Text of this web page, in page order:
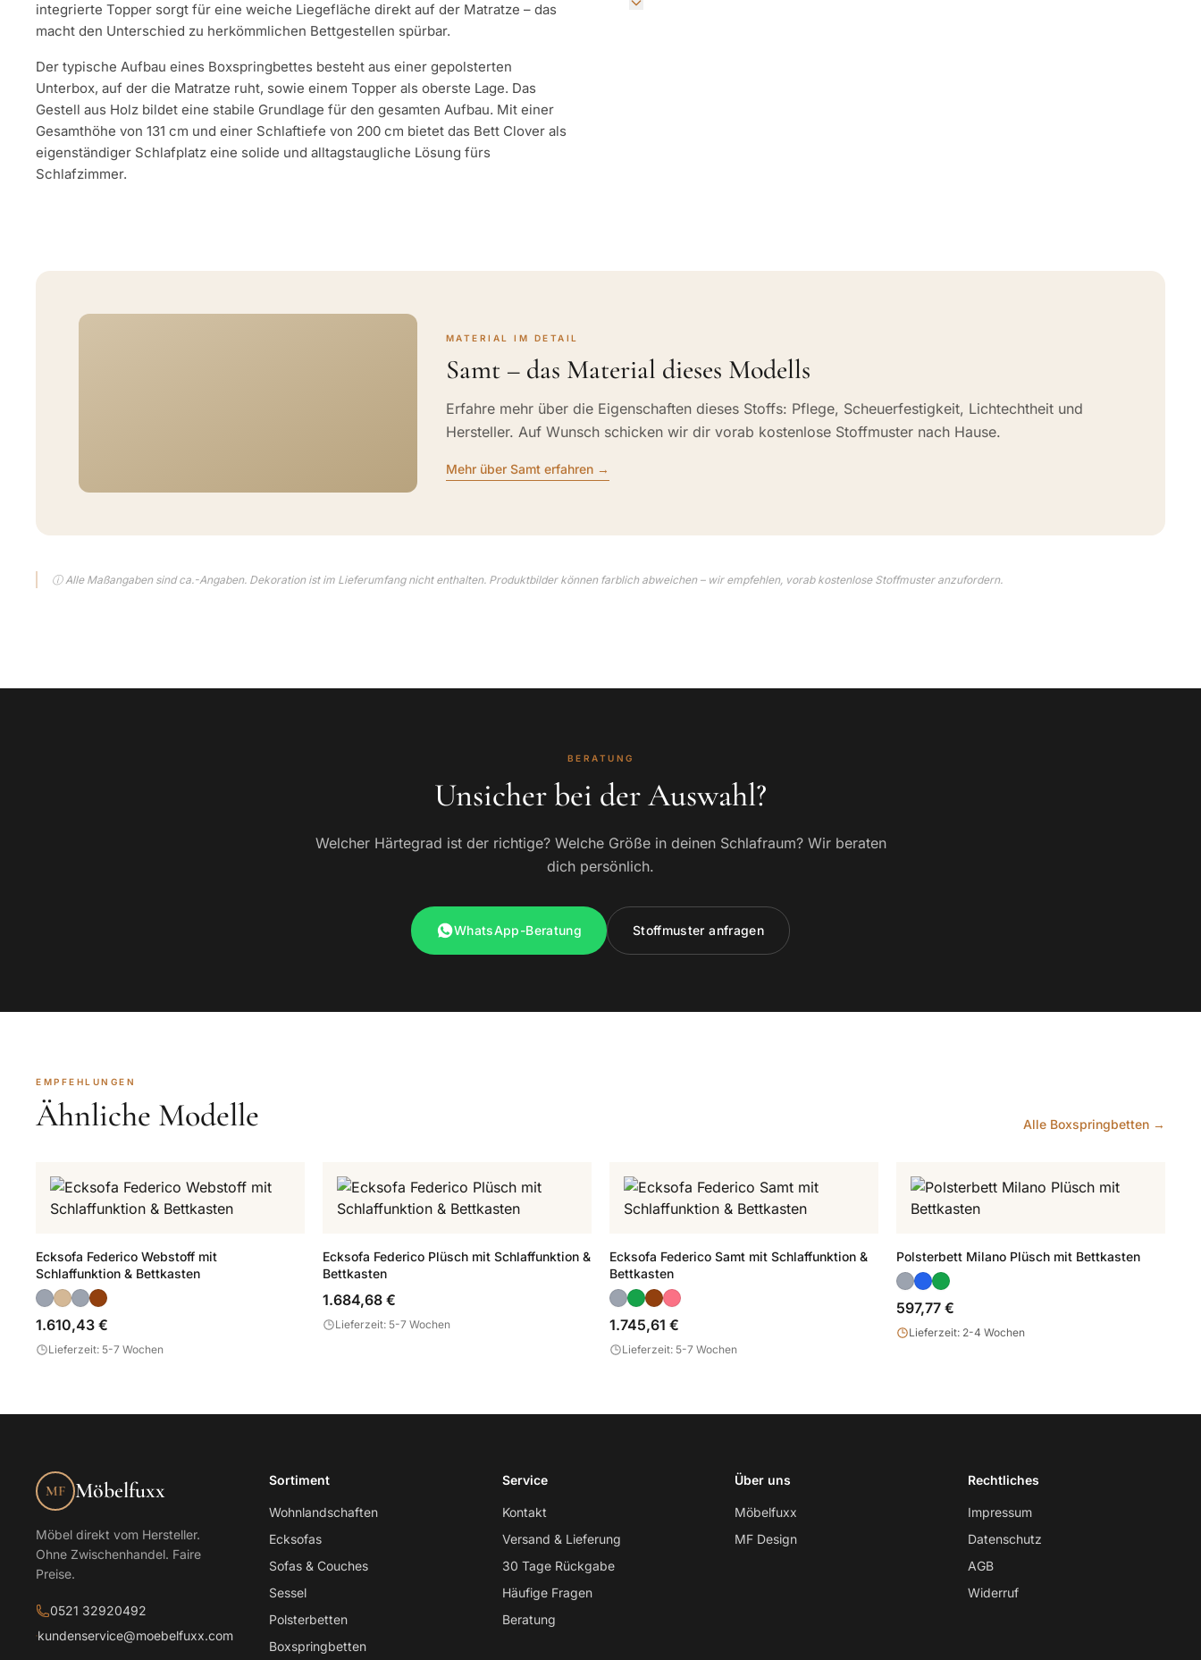
integrierte Topper sorgt für eine weiche Liegefläche direkt auf der Matratze – das
macht den Unterschied zu herkömmlichen Bettgestellen spürbar.
Der typische Aufbau eines Boxspringbettes besteht aus einer gepolsterten
Unterbox, auf der die Matratze ruht, sowie einem Topper als oberste Lage. Das
Gestell aus Holz bildet eine stabile Grundlage für den gesamten Aufbau. Mit einer
Gesamthöhe von 131 cm und einer Schlaftiefe von 200 cm bietet das Bett Clover als
eigenständiger Schlafplatz eine solide und alltagstaugliche Lösung fürs
Schlafzimmer.
MATERIAL IM DETAIL
Samt – das Material dieses Modells
Erfahre mehr über die Eigenschaften dieses Stoffs: Pflege, Scheuerfestigkeit, Lichtechtheit und
Hersteller. Auf Wunsch schicken wir dir vorab kostenlose Stoffmuster nach Hause.
Mehr über Samt erfahren →
ⓘ Alle Maßangaben sind ca.-Angaben. Dekoration ist im Lieferumfang nicht enthalten. Produktbilder können farblich abweichen – wir empfehlen, vorab kostenlose Stoffmuster anzufordern.
BERATUNG
Unsicher bei der Auswahl?
Welcher Härtegrad ist der richtige? Welche Größe in deinen Schlafraum? Wir beraten
dich persönlich.
WhatsApp-Beratung Stoffmuster anfragen
EMPFEHLUNGEN
Ähnliche Modelle Alle Boxspringbetten →
Ecksofa Federico Webstoff mit
Schlaffunktion & Bettkasten
1.610,43 €
Lieferzeit: 5-7 Wochen
Ecksofa Federico Plüsch mit Schlaffunktion &
Bettkasten
1.684,68 €
Lieferzeit: 5-7 Wochen
Ecksofa Federico Samt mit Schlaffunktion &
Bettkasten
1.745,61 €
Lieferzeit: 5-7 Wochen
Polsterbett Milano Plüsch mit Bettkasten
597,77 €
Lieferzeit: 2-4 Wochen
MF Möbelfuxx
Möbel direkt vom Hersteller.
Ohne Zwischenhandel. Faire
Preise.
0521 32920492
kundenservice@moebelfuxx.com
Sortiment
Wohnlandschaften
Ecksofas
Sofas & Couches
Sessel
Polsterbetten
Boxspringbetten
Service
Kontakt
Versand & Lieferung
30 Tage Rückgabe
Häufige Fragen
Beratung
Über uns
Möbelfuxx
MF Design
Rechtliches
Impressum
Datenschutz
AGB
Widerruf